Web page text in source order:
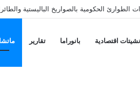
الحكومية بالصواريخ الباليستية
اقتصادية بانوراما تقارير